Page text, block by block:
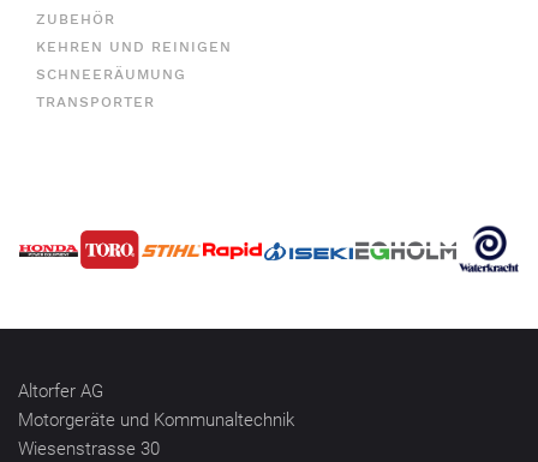
ZUBEHÖR
KEHREN UND REINIGEN
SCHNEERÄUMUNG
TRANSPORTER
Altorfer AG
Motorgeräte und Kommunaltechnik
Wiesenstrasse 30